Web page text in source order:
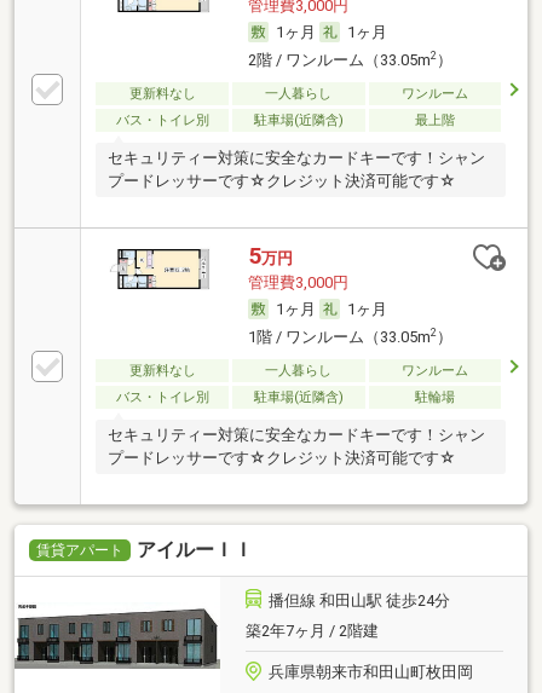
管理費3,000円
1ヶ月
1ヶ月
2階 / ワンルーム（33.05m2）
更新料なし 一人暮らし
ワンルーム
バス・トイレ別
駐車場(近隣含) 最上階
セキュリティー対策に安全なカードキーです！シャン
プードレッサーです☆クレジット決済可能です☆
5万円
管理費3,000円
1ヶ月
1ヶ月
1階 / ワンルーム（33.05m2）
更新料なし 一人暮らし
ワンルーム
バス・トイレ別
駐車場(近隣含) 駐輪場
セキュリティー対策に安全なカードキーです！シャン
プードレッサーです☆クレジット決済可能です☆
賃貸アパート アイルーＩＩ
播但線 和田山駅 徒歩24分
築2年7ヶ月 / 2階建
兵庫県朝来市和田山町枚田岡